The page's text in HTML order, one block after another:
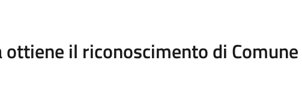
ottiene il riconoscimento di Comune